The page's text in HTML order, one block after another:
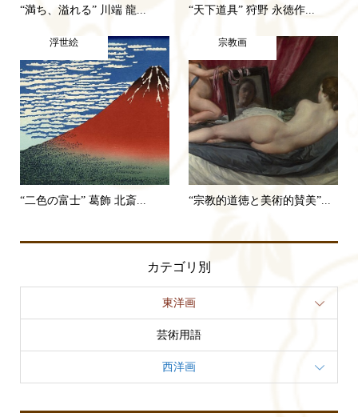
“満ち、溢れる” 川端 龍... “天下道具” 狩野 永徳作...
浮世絵
“二色の富士” 葛飾 北斎...
宗教画
“宗教的道徳と美術的賛美”...
カテゴリ別
東洋画
芸術用語
西洋画